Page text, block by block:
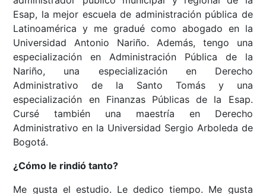
Esap, la mejor escuela de administración pública de
Latinoamérica y me gradué como abogado en la
Universidad Antonio Nariño. Además, tengo una
especialización en Administración Pública de la
Nariño, una especialización en Derecho
Administrativo de la Santo Tomás y una
especialización en Finanzas Públicas de la Esap.
Cursé también una maestría en Derecho
Administrativo en la Universidad Sergio Arboleda de
Bogotá.
¿Cómo le rindió tanto?
Me gusta el estudio. Le dedico tiempo. Me gusta